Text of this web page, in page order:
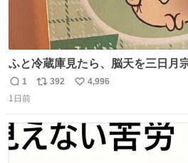
ふと冷蔵庫見たら、脳天を三日月
りまんじゅうパイセンが
返
信
1
リ
ト
数
392
い
数
4,996
1日前